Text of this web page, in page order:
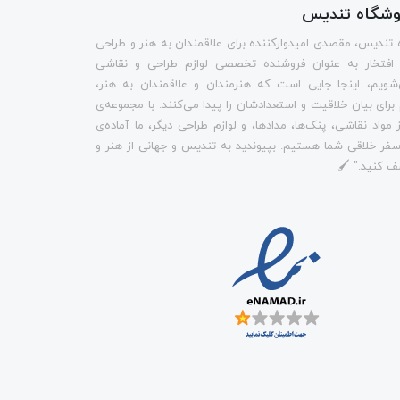
تندیس
تندیس، مقصدی امیدوارکننده برای علاقمندان به هنر و طراحی
به عنوان فروشنده تخصصی لوازم طراحی و نقاشی
اینجا جایی است که هنرمندان و علاقمندان به هنر،
برای بیان خلاقیت و استعدادشان را پیدا می‌کنند. با مجموعه‌ی
مواد نقاشی، پنک‌ها، مدادها، و لوازم طراحی دیگر، ما آماده‌ی
خلاقی شما هستیم. بپیوندید به تندیس و جهانی از هنر و
کنید." 🖌️